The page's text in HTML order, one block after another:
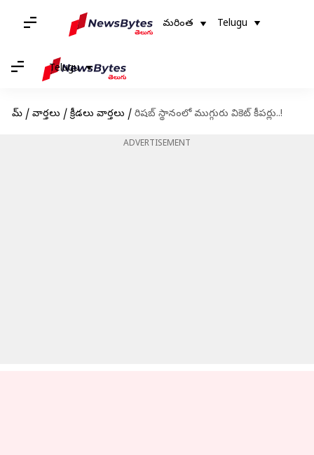
మరింత Telugu
Telugu
హోమ్ / వార్తలు / క్రీడలు వార్తలు / రిషబ్ స్థానంలో ముగ్గురు వికెట్ కీపర్లు..!
ADVERTISEMENT